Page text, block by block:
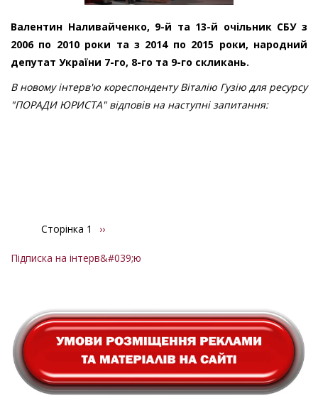
Валентин Наливайченко, 9-й та 13-й очільник СБУ з
2006 по 2010 роки та з 2014 по 2015 роки, народний
депутат України 7-го, 8-го та 9-го скликань.
В новому інтерв'ю кореспонденту Віталію Гузію для ресурсу
"ПОРАДИ ЮРИСТА" відповів на наступні запитання:
Розбивка
сторінки
Сторінка 1
Наступна
››
Підписка на інтерв&#039;ю